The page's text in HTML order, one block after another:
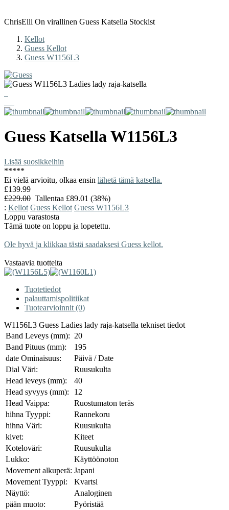
ChrisElli On virallinen Guess Katsella Stockist
Kellot
Guess Kellot
Guess W1156L3
Guess KatsellaW1156L3
Lisää suosikkeihin
*****
Ei vielä arvioitu, olkaa ensin lähetä tämä katsella.
£139.99
£229.00 Tallentaa £89.01 (38%)
: Kellot Guess Kellot Guess W1156L3
Loppu varastosta
Tämä tuote on loppu ja lopetettu.
Ole hyvä ja klikkaa tästä saadaksesi Guess kellot.
Vastaavia tuotteita
Tuotetiedot
palauttamispolitiikat
Tuotearvioinnit (0)
W1156L3 Guess Ladies lady raja-katsella tekniset tiedot
Band Leveys (mm): 20
Band Pituus (mm):
195
date Ominaisuus:
Päivä / Date
Dial Väri:
Ruusukulta
Head leveys (mm):
40
Head syvyys (mm):
12
Head Vaippa:
Ruostumaton teräs
hihna Tyyppi:
Rannekoru
hihna Väri:
Ruusukulta
kivet:
Kiteet
Koteloväri:
Ruusukulta
Lukko:
Käyttöönoton
Movement alkuperä: Japani
Movement Tyyppi:
Kvartsi
Näyttö:
Analoginen
pään muoto:
Pyöristää